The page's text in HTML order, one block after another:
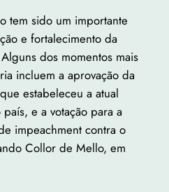
tem sido um importante
e fortalecimento da
dos momentos mais
incluem a aprovação da
estabeleceu a atual
e a votação para a
impeachment contra o
Collor de Mello, em